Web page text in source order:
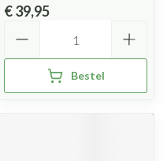
€ 39,95
Bestel